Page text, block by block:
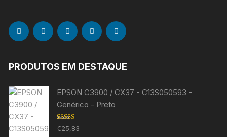
PRODUTOS EM DESTAQUE
EPSON C3900 / CX37 - C13S050593 -
Genérico - Preto
Avaliação
5.00de 5
€25,83